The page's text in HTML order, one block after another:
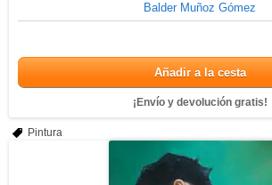
Balder Muñoz Gómez
Añadir a la cesta
¡Envío y devolución gratis!
Pintura